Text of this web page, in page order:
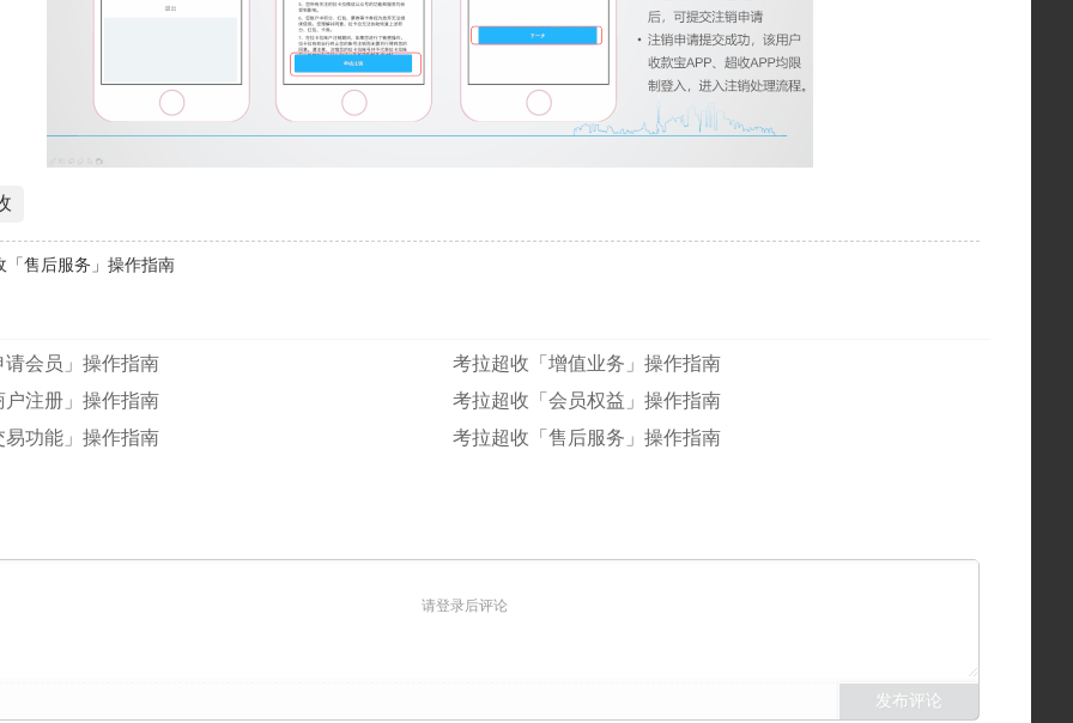
「售后服务」操作指南
请会员」操作指南
考拉超收「增值业务」操作指南
户注册」操作指南
考拉超收「会员权益」操作指南
易功能」操作指南
考拉超收「售后服务」操作指南
请登录后评论